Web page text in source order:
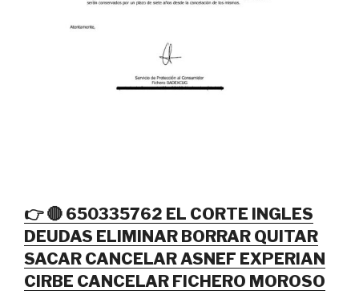
👉 🔴 650335762 EL CORTE INGLES
DEUDAS ELIMINAR BORRAR QUITAR
SACAR CANCELAR ASNEF EXPERIAN
CIRBE CANCELAR FICHERO MOROSO